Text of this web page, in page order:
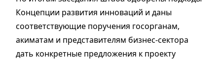
Концепции развития инноваций и даны
соответствующие поручения госорганам,
акиматам и представителям бизнес-сектора
дать конкретные предложения к проекту